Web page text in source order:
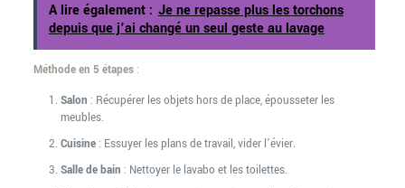
A lire également : Je ne repasse plus les torchons
depuis que j’ai changé un seul geste au lavage
Méthode en 5 étapes:
Salon : Récupérer les objets hors de place, épousseter les
meubles.
Cuisine: Essuyer les plans de travail, vider l’évier.
Salle de bain : Nettoyer le lavabo et les toilettes.